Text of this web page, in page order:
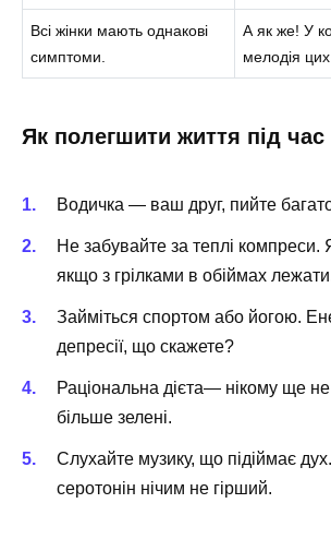
Всі жінки мають однакові
симптоми.
А як же! У
мелодія
Як полегшити життя під час
Водичка — ваш друг, пийте
Не забувайте за теплі компреси.
якщо з грілками в обіймах
Займіться спортом або йогою.
депресії, що скажете?
Раціональна дієта— нікому ще
більше зелені.
Слухайте музику, що підіймає
серотонін нічим не гірший.